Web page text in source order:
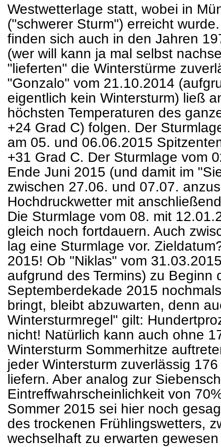
Westwetterlage statt, wobei in
("schwerer Sturm") erreicht
finden sich auch in den Jahren
(wer will kann ja mal selbst
"lieferten" die Winterstürme
"Gonzalo" vom 21.10.2014
eigentlich kein Wintersturm) ließ
höchsten Temperaturen des
+24 Grad C) folgen. Der
am 05. und 06.06.2015
+31 Grad C. Der Sturmlage vom
Ende Juni 2015 (und damit im
zwischen 27.06. und 07.07.
Hochdruckwetter mit
Die Sturmlage vom 08. mit
gleich noch fortdauern. Auch
lag eine Sturmlage vor.
2015! Ob "Niklas" vom
aufgrund des Termins) zu Beginn
Septemberdekade 2015
bringt, bleibt abzuwarten, denn
Wintersturmregel" gilt:
nicht! Natürlich kann auch ohne
Wintersturm Sommerhitze
jeder Wintersturm zuverlässig
liefern. Aber analog zur
Eintreffwahrscheinlichkeit von
Sommer 2015 sei hier noch
des trockenen Frühlingswetters,
wechselhaft zu erwarten